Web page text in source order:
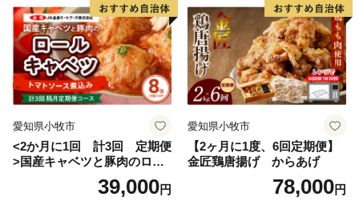
愛知県小牧市
<2か月に1回 計3回 定期便
>国産キャベツと豚肉のロー
ルキャベツ（4P入り）
39,000円
愛知県小牧市
【2ヶ月に1度、6回定期便】
金匠鶏唐揚げ からあげ
78,000円